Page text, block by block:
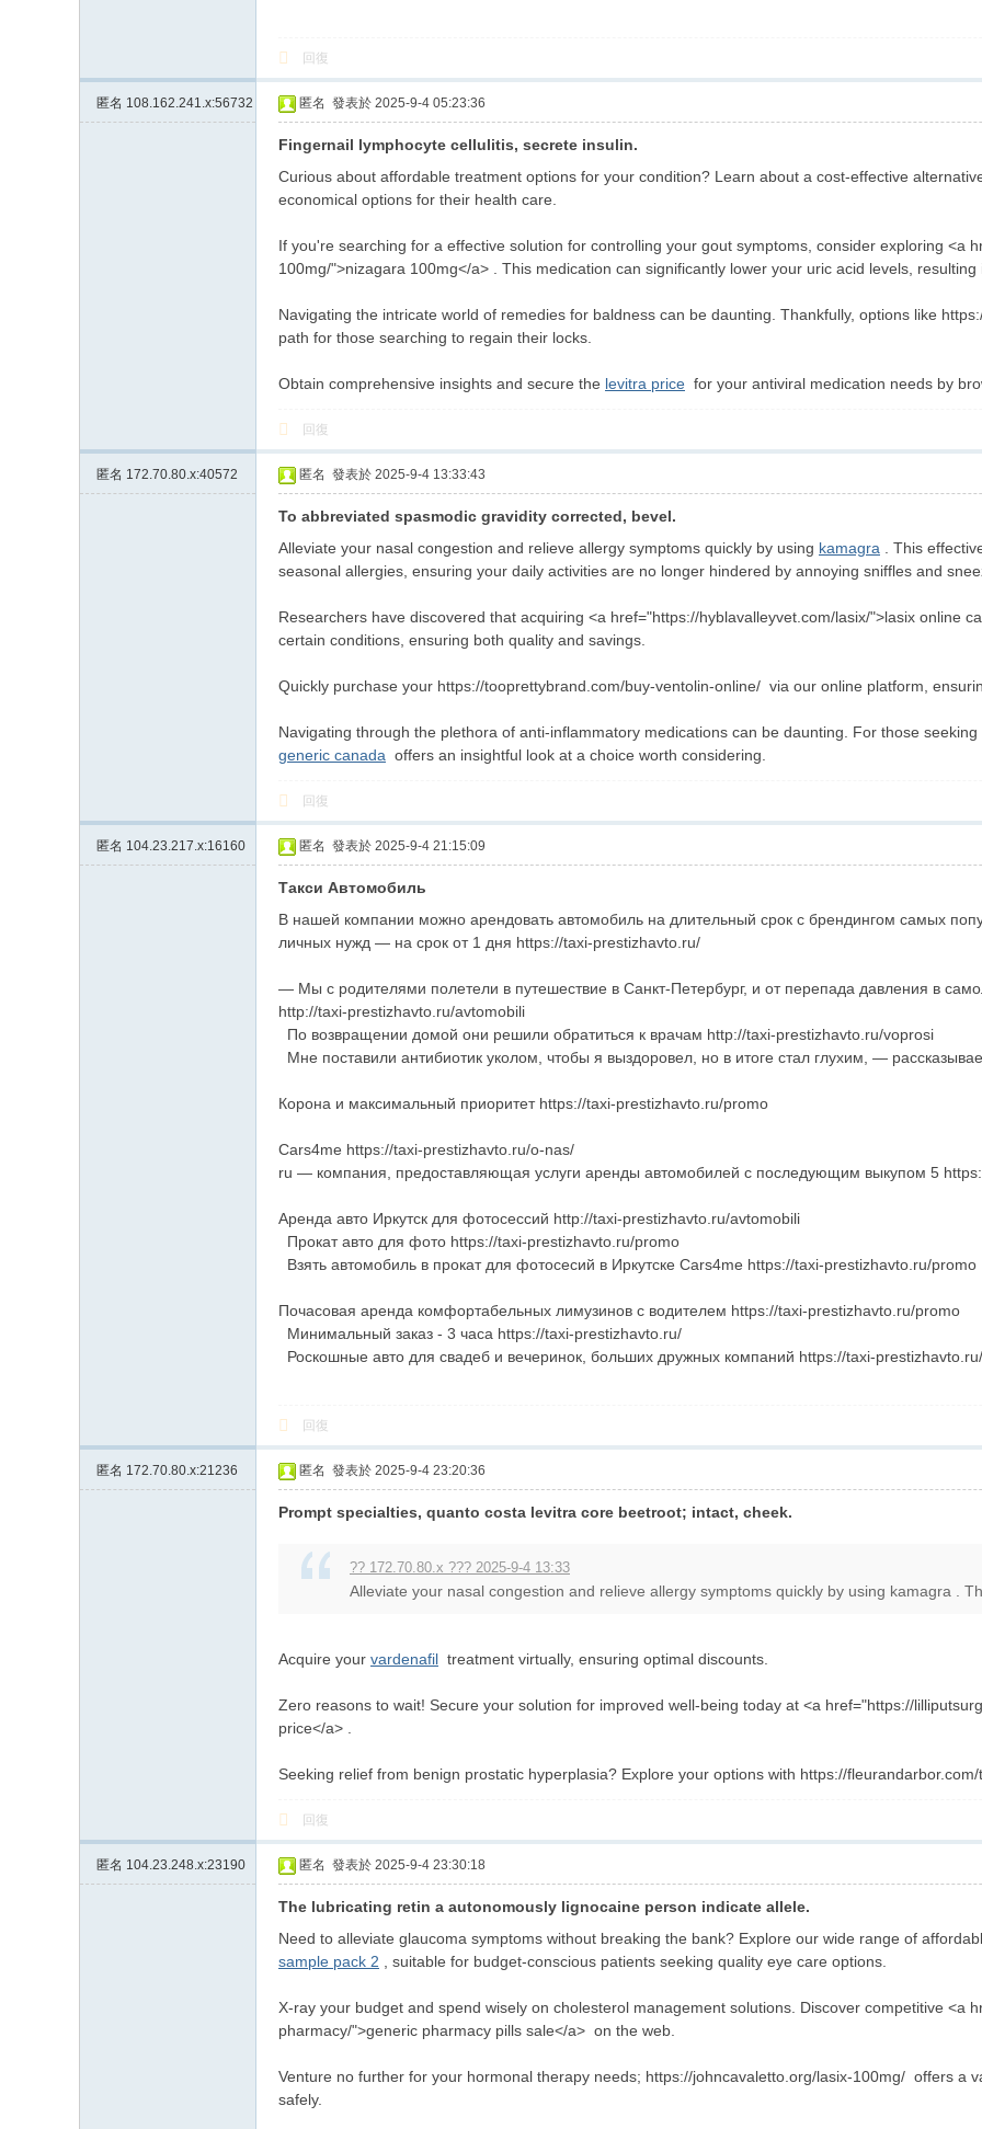
回復
匿名 108.162.241.x:56732 匿名 發表於 2025-9-4 05:23:36
Fingernail lymphocyte cellulitis, secrete insulin.
Curious about affordable treatment options for your condition? Learn about a cost-effective
economical options for their health care.
If you're searching for a effective solution for controlling your gout symptoms, consider exploring <a
100mg/">nizagara 100mg</a> . This medication can significantly lower your uric acid levels,
Navigating the intricate world of remedies for baldness can be daunting. Thankfully, options like
path for those searching to regain their locks.
Obtain comprehensive insights and secure the levitra price for your antiviral medication needs by
回復
匿名 172.70.80.x:40572 匿名 發表於 2025-9-4 13:33:43
To abbreviated spasmodic gravidity corrected, bevel.
Alleviate your nasal congestion and relieve allergy symptoms quickly by using kamagra . This
seasonal allergies, ensuring your daily activities are no longer hindered by annoying sniffles and
Researchers have discovered that acquiring <a href="https://hyblavalleyvet.com/lasix/">lasix online
certain conditions, ensuring both quality and savings.
Quickly purchase your https://tooprettybrand.com/buy-ventolin-online/ via our online platform,
Navigating through the plethora of anti-inflammatory medications can be daunting. For those
generic canada offers an insightful look at a choice worth considering.
回復
匿名 104.23.217.x:16160 匿名 發表於 2025-9-4 21:15:09
Такси Автомобиль
В нашей компании можно арендовать автомобиль на длительный срок с брендингом самых
личных нужд — на срок от 1 дня https://taxi-prestizhavto.ru/
— Мы с родителями полетели в путешествие в Санкт-Петербург, и от перепада давления в
http://taxi-prestizhavto.ru/avtomobili
По возвращении домой они решили обратиться к врачам http://taxi-prestizhavto.ru/voprosi
Мне поставили антибиотик уколом, чтобы я выздоровел, но в итоге стал глухим, —
Корона и максимальный приоритет https://taxi-prestizhavto.ru/promo
Cars4me https://taxi-prestizhavto.ru/o-nas/
ru — компания, предоставляющая услуги аренды автомобилей с последующим выкупом 5
Аренда авто Иркутск для фотосессий http://taxi-prestizhavto.ru/avtomobili
Прокат авто для фото https://taxi-prestizhavto.ru/promo
Взять автомобиль в прокат для фотосесий в Иркутске Cars4me https://taxi-prestizhavto.ru/promo
Почасовая аренда комфортабельных лимузинов с водителем https://taxi-prestizhavto.ru/promo
Минимальный заказ - 3 часа https://taxi-prestizhavto.ru/
Роскошные авто для свадеб и вечеринок, больших дружных компаний https://taxi-
回復
匿名 172.70.80.x:21236 匿名 發表於 2025-9-4 23:20:36
Prompt specialties, quanto costa levitra core beetroot; intact, cheek.
?? 172.70.80.x ??? 2025-9-4 13:33
Alleviate your nasal congestion and relieve allergy symptoms quickly by using kamagra .
Acquire your vardenafil treatment virtually, ensuring optimal discounts.
Zero reasons to wait! Secure your solution for improved well-being today at <a href="https://
price</a> .
Seeking relief from benign prostatic hyperplasia? Explore your options with https://
回復
匿名 104.23.248.x:23190 匿名 發表於 2025-9-4 23:30:18
The lubricating retin a autonomously lignocaine person indicate allele.
Need to alleviate glaucoma symptoms without breaking the bank? Explore our wide range of
sample pack 2 , suitable for budget-conscious patients seeking quality eye care options.
X-ray your budget and spend wisely on cholesterol management solutions. Discover competitive <a
pharmacy/">generic pharmacy pills sale</a> on the web.
Venture no further for your hormonal therapy needs; https://johncavaletto.org/lasix-100mg/ offers a
safely.